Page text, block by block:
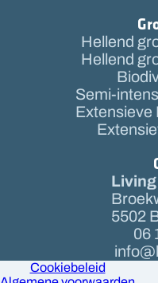
Hellend
Hellend
Semi-
Extensieve
Living
5502
06
Cookiebeleid